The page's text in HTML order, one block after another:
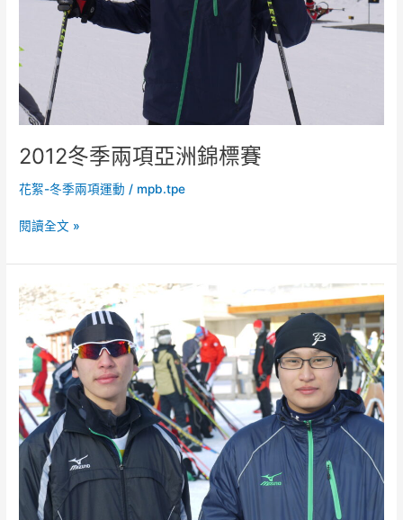
2012冬季兩項亞洲錦標賽
花絮-冬季兩項運動 / mpb.tpe
閱讀全文 »
2011
冬
兩
項
歐
洲
盃
(含
移
地
訓